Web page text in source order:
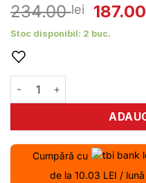
234.00lei
Prețul
inițial
187.00
Stoc disponibil: 2 buc.
Cantitate Ochelari Alpina
Cumpără cu
de la 10.03 LEI / lună